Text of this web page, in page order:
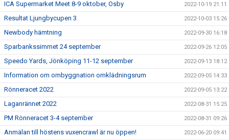
ICA Supermarket Meet 8-9 oktober, Osby 2022-10-19 21:11
Resultat Ljungbycupen 3 2022-10-03 15:26
Newbody hämtning 2022-09-30 16:18
Sparbankssimmet 24 september 2022-09-26 12:05
Speedo Yards, Jönköping 11-12 september 2022-09-13 18:12
Information om ombyggnation omklädningsrum 2022-09-05 14:33
Rönneracet 2022 2022-09-05 13:22
Laganrännet 2022 2022-08-31 15:25
PM Rönneracet 3-4 september 2022-08-31 09:26
Anmälan till höstens vuxencrawl är nu öppen! 2022-06-20 09:41